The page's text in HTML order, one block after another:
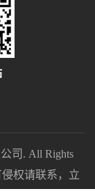
司. All Rights
权请联系，立